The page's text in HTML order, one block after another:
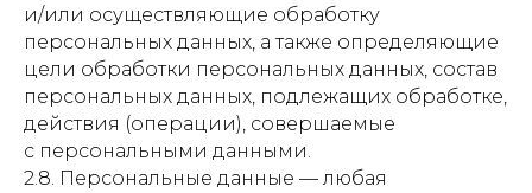
и/или осуществляющие обработку
персональных данных, а также определяющие
цели обработки персональных данных, состав
персональных данных, подлежащих обработке,
действия (операции), совершаемые
с персональными данными.
2.8. Персональные данные — любая